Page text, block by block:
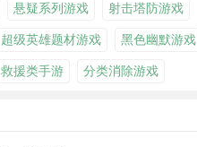
悬疑系列游戏 射击塔防游戏
超级英雄题材游戏 黑色幽默游戏
救援类手游 分类消除游戏